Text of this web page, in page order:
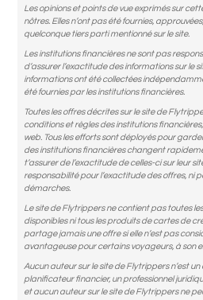
Les opinions et points de vue exprimés sur
nôtres. Elles n’ont pas été fournies,
quelconque tiers parti mentionné sur le site.
Les institutions financières ne sont pas
d’assurer l’exactitude des informations sur le
informations ont été collectées
été fournies par les institutions financières.
Toutes les offres décrites sur le site de
conditions et règles des institutions
web. Tous les efforts sont déployés pour
des institutions financières changent
t’assurer de l’exactitude de celles-ci sur leur
responsabilité pour l’exactitude des offres, ni
démarches.
Le site de Flytrippers ne contient pas toutes
disponibles ni tous les produits de cartes de
partage jamais une offre si elle n’est pas
avantageuse pour certains voyageurs, à son
Aucun auteur sur le site de Flytrippers n’est un
planificateur financier, un professionnel
et aucun auteur sur le site de Flytrippers ne